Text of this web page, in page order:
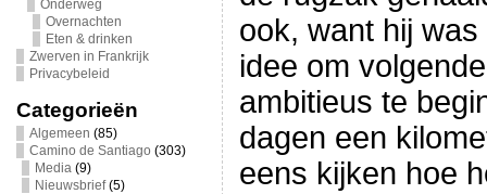
Onderweg
Overnachten
Eten & drinken
Zwerven in Frankrijk
Privacybeleid
Categorieën
Algemeen (85)
Camino de Santiago (303)
Media(9)
Nieuwsbrief(5)
ook, want hij was
idee om
ambitieus te
dagen een
eens kijken hoe